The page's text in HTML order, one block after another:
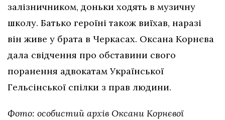
залізничником, доньки ходять в музичну
школу. Батько героїні також виїхав, наразі
він живе у брата в Черкасах. Оксана Корнєва
дала свідчення про обставини свого
поранення адвокатам Української
Гельсінської спілки з прав людини.
Фото: особистий архів Оксани Корнєвої